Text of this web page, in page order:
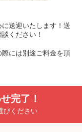
送迎いたします！送
ください！
には別途ご料金を頂
完了！
びください